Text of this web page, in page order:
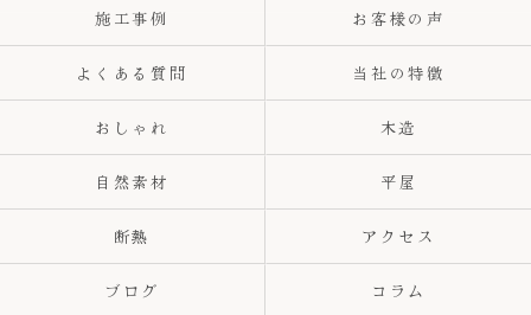
施工事例 お客様の声
よくある質問 当社の特徴
おしゃれ 木造
自然素材 平屋
断熱 アクセス
ブログ コラム